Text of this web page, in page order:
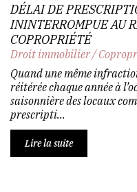
DÉLAI DE
ININTERROMPUE AU
COPROPRIÉTÉ
Droit immobilier/
Quand une même
réitérée chaque année à
saisonnière des locaux
prescripti...
Lire la suite